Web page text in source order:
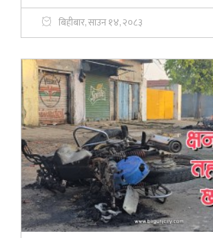
बिहीबार, साउन १४, २०८३